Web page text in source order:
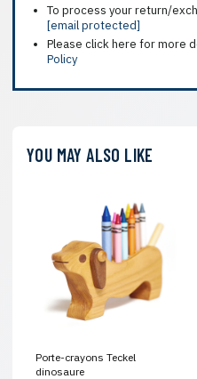
To process your return/
[email protected]
Please click here for more
Policy
YOU MAY ALSO LIKE
Porte-crayons Teckel
dinosaure